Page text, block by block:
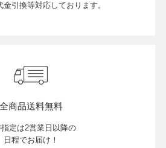
引換等対応しております。
全商品送料無料
指定は2営業日以降の
日程でお届け！